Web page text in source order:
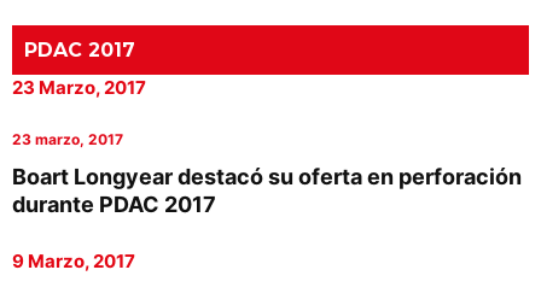
Minería Superficie
Proveedores
PDAC 2017
23 Marzo, 2017
23 marzo, 2017
Boart Longyear destacó su oferta en perforación
durante PDAC 2017
9 Marzo, 2017